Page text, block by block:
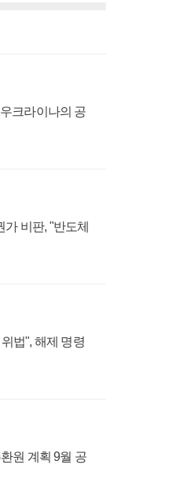
크라이나의 공
비판, "반도체
법", 해제 명령
원 계획 9월 공